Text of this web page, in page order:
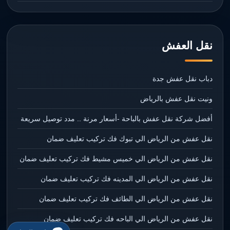
نقل العفش
دباب نقل عفش جدة
ونيت نقل عفش بالرياض
أفضل شركة نقل عفش بالباحة -أسعار مرنة .. مدد توصيل سريعة
نقل عفش من الرياض الي تبوك فك تركيب تعليف ضمان
نقل عفش من الرياض الي خميس مشيط فك تركيب تعليف ضمان
نقل عفش من الرياض الي المدينه فك تركيب تعليف ضمان
نقل عفش من الرياض الي الطائف فك تركيب تعليف ضمان
نقل عفش من الرياض الي الباحه فك تركيب تعليف ضمان